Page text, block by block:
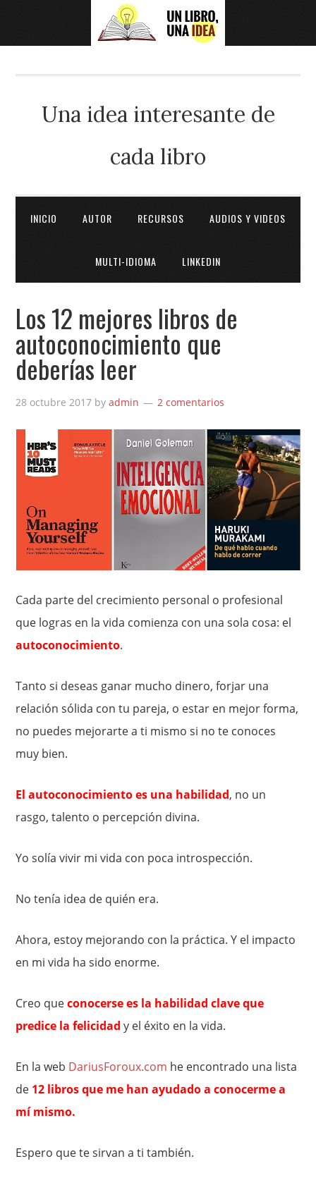
Una idea interesante de
cada libro
INICIO AUTOR RECURSOS AUDIOS Y VIDEOS
MULTI-IDIOMA LINKEDIN
Los 12 mejores libros de
autoconocimiento que
deberías leer
28 octubre 2017 byadmin 2 comentarios
Cada parte del crecimiento personal o profesional
que logras en la vida comienza con una sola cosa: el
autoconocimiento.
Tanto si deseas ganar mucho dinero, forjar una
relación sólida con tu pareja, o estar en mejor forma,
no puedes mejorarte a ti mismo si no te conoces
muy bien.
El autoconocimiento es una habilidad, no un
rasgo, talento o percepción divina.
Yo solía ​​vivir mi vida con poca introspección.
No tenía idea de quién era.
Ahora, estoy mejorando con la práctica. Y el impacto
en mi vida ha sido enorme.
Creo queconocerse es la habilidad clave que
predice la felicidad y el éxito en la vida.
En la web DariusForoux.com he encontrado una lista
de 12 libros que me han ayudado a conocerme a
mí mismo.
Espero que te sirvan a ti también.